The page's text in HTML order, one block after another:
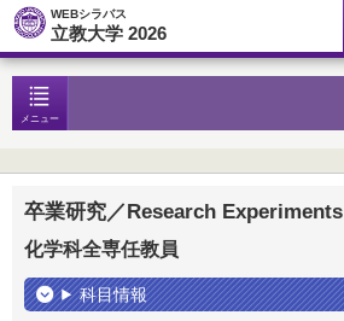
WEBシラバス
立教大学 2026
メニュー
卒業研究／Research Experiments
化学科全専任教員
科目情報